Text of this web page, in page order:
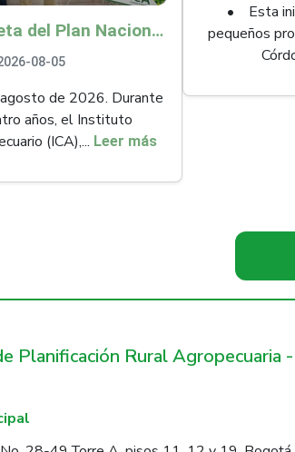
ICA superó la meta del Plan Nacional de Desarrollo y abrió 61 mercados internacionales
08-05
de 2026. Durante
años, el Instituto
(ICA),... Leer más
• Esta
pequeños
Planificación Rural Agropecuaria